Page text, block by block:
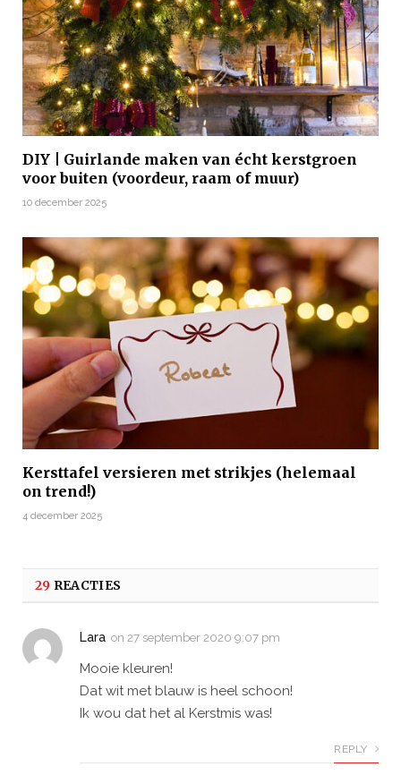
DIY | Guirlande maken van écht kerstgroen
voor buiten (voordeur, raam of muur)
10 december 2025
Kersttafel versieren met strikjes (helemaal
on trend!)
4 december 2025
29 REACTIES
Lara on 27 september 2020 9:07 pm
Mooie kleuren!
Dat wit met blauw is heel schoon!
Ik wou dat het al Kerstmis was!
REPLY